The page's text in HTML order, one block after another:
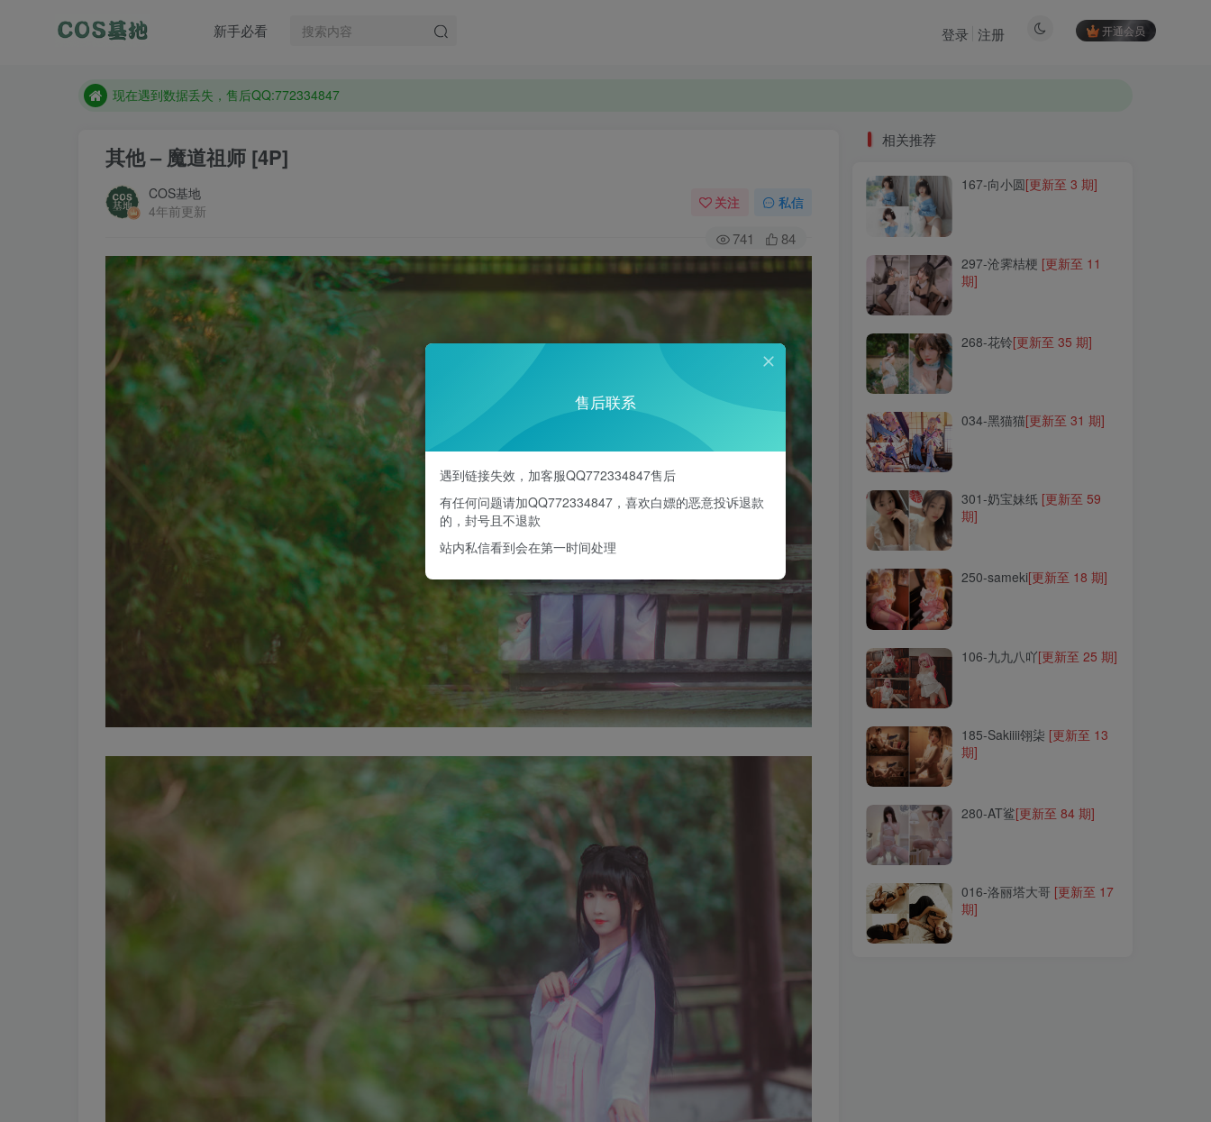
新手必看 开通会员
登录 注册
售后QQ:772334847
现在遇到数据丢失，售后QQ:772334847
防失联：百度搜索《趣画刊》，实时查看最新站点。
其他 – 魔道祖师 [4P]
COS基地
4年前更新
关注 私信
741 84
268-花铃
250-sameki
280-AT鲨
相关推荐
167-向小圆[更新至 3 期]
297-沧霁桔梗 [更新至 11
期]
268-花铃[更新至 35 期]
034-黑猫猫[更新至 31 期]
301-奶宝妹纸 [更新至 59
期]
250-sameki[更新至 18 期]
106-九九八吖[更新至 25 期]
185-Sakiiii翎柒 [更新至 13
期]
280-AT鲨[更新至 84 期]
016-洛丽塔大哥 [更新至 17
期]
售后联系
遇到链接失效，加客服QQ772334847售后
有任何问题请加QQ772334847，喜欢白嫖的恶意投诉退款
的，封号且不退款
站内私信看到会在第一时间处理